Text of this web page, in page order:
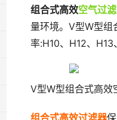
组合式高效空气过
量环境。V型W型
率:H10、H12、H13
V型W型组合式高效